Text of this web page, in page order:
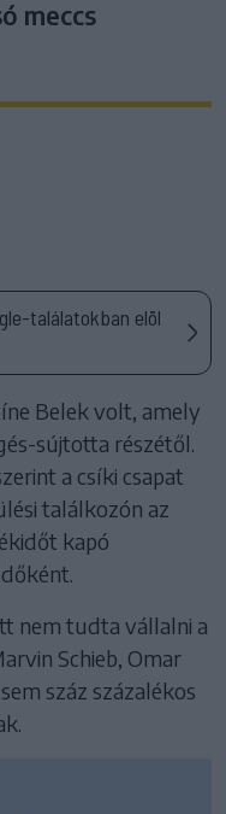
meccs
találatokban elöl
Belek volt, amely
sújtotta részétől.
a csíki csapat
találkozón az
kapó
nem tudta vállalni a
Schieb, Omar
száz százalékos